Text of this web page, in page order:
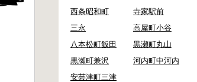
西条昭和町
寺家駅前
三永
高屋町小谷
八本松町飯田
黒瀬町丸山
黒瀬町兼沢
河内町中河内
安芸津町三津